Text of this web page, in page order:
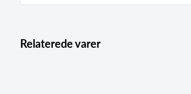
Relaterede varer